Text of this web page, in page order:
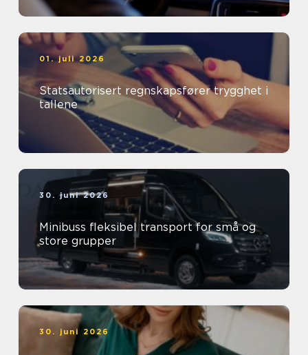
01. juli 2026
Statsautorisert regnskapsfører trygghet i
tallene
30. juni 2026
Minibuss fleksibel transport for små og
store grupper
30. juni 2026